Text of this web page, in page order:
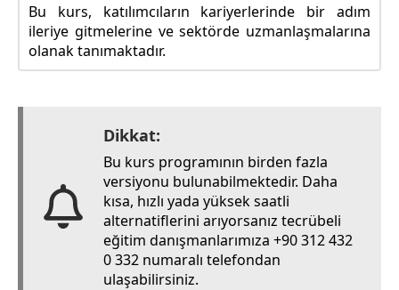
Bu kurs, katılımcıların kariyerlerinde bir adım
ileriye gitmelerine ve sektörde uzmanlaşmalarına
olanak tanımaktadır.
Dikkat:
Bu kurs programının birden fazla
versiyonu bulunabilmektedir. Daha
kısa, hızlı yada yüksek saatli
alternatiflerini arıyorsanız tecrübeli
eğitim danışmanlarımıza +90 312 432
0 332 numaralı telefondan
ulaşabilirsiniz.